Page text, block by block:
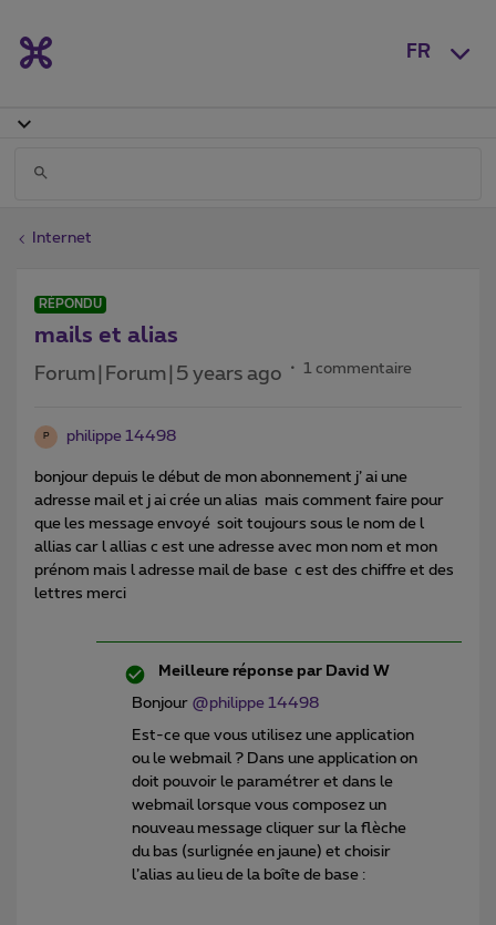
FR
Internet
RÉPONDU
mails et alias
Forum|Forum|5 years ago 1 commentaire
P philippe 14498
bonjour depuis le début de mon abonnement j’ ai une
adresse mail et j ai crée un alias mais comment faire pour
que les message envoyé soit toujours sous le nom de l
allias car l allias c est une adresse avec mon nom et mon
prénom mais l adresse mail de base c est des chiffre et des
lettres merci
Meilleure réponse par David W
Bonjour @philippe 14498
Est-ce que vous utilisez une application
ou le webmail ? Dans une application on
doit pouvoir le paramétrer et dans le
webmail lorsque vous composez un
nouveau message cliquer sur la flèche
du bas (surlignée en jaune) et choisir
l’alias au lieu de la boîte de base :